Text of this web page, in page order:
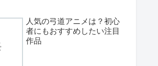
人気の弓道アニメは？初心
者にもおすすめしたい注目
作品